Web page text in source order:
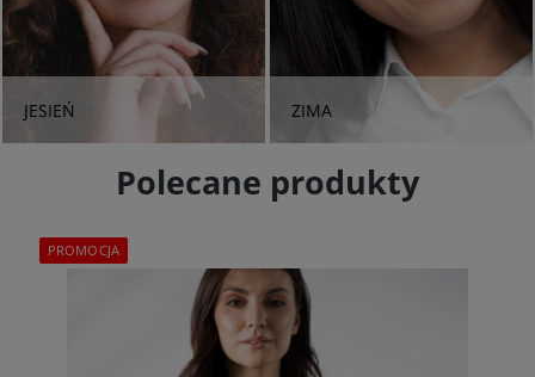
JESIEŃ ZIMA
Polecane produkty
PROMOCJA